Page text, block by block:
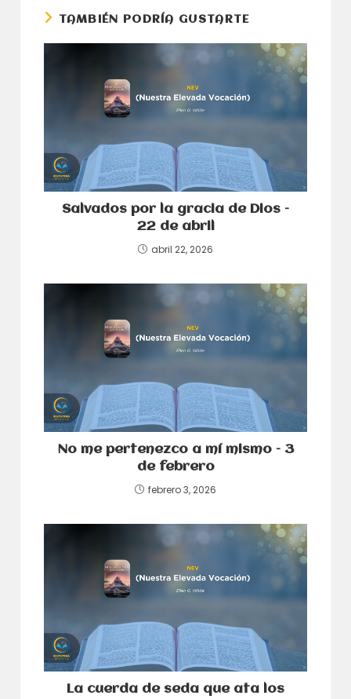
TAMBIÉN PODRÍA GUSTARTE
Salvados por la gracia de Dios –
22 de abril
abril 22, 2026
No me pertenezco a mí mismo – 3
de febrero
febrero 3, 2026
La cuerda de seda que ata los